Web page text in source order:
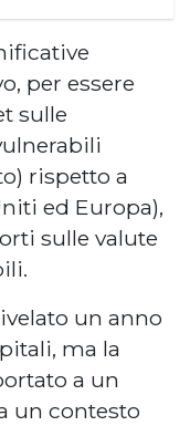
per essere
sulle
rispetto a
ed Europa),
sulle valute
un anno
ma la
a un
un contesto